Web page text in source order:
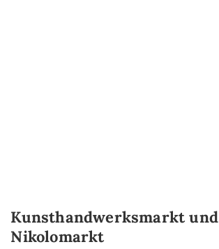
Kunsthandwerksmarkt und
Nikolomarkt